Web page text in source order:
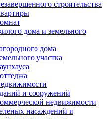
строительства
дома и земельного
дома
участка
и сооружений
недвижимости
насаждений и